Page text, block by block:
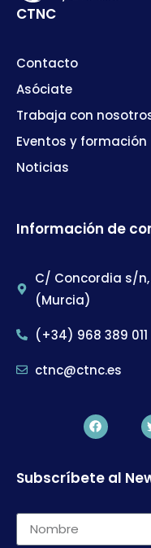
CTNC
Contacto
Asóciate
Trabaja con
Eventos y formación
Noticias
Información de
C/ Concordia s/
(Murcia)
(+34) 968 389 011
ctnc@ctnc.es
Subscríbete al